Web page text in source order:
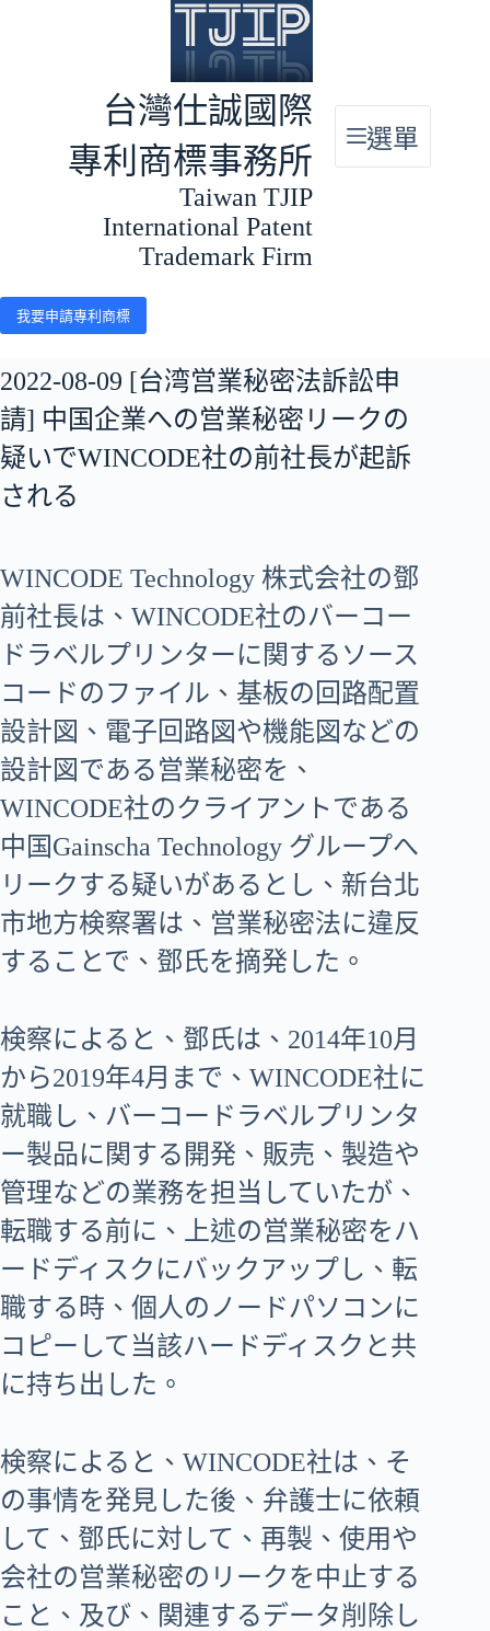
台灣仕誠國際
專利商標事務所
Taiwan TJIP
International Patent
Trademark Firm
選單
我要申請專利商標
2022-08-09 [台湾営業秘密法訴訟申
請] 中国企業への営業秘密リークの
疑いでWINCODE社の前社長が起訴
される
WINCODE Technology 株式会社の鄧
前社長は、WINCODE社のバーコー
ドラベルプリンターに関するソース
コードのファイル、基板の回路配置
設計図、電子回路図や機能図などの
設計図である営業秘密を、
WINCODE社のクライアントである
中国Gainscha Technology グループへ
リークする疑いがあるとし、新台北
市地方検察署は、営業秘密法に違反
することで、鄧氏を摘発した。
検察によると、鄧氏は、2014年10月
から2019年4月まで、WINCODE社に
就職し、バーコードラベルプリンタ
ー製品に関する開発、販売、製造や
管理などの業務を担当していたが、
転職する前に、上述の営業秘密をハ
ードディスクにバックアップし、転
職する時、個人のノードパソコンに
コピーして当該ハードディスクと共
に持ち出した。
検察によると、WINCODE社は、そ
の事情を発見した後、弁護士に依頼
して、鄧氏に対して、再製、使用や
会社の営業秘密のリークを中止する
こと、及び、関連するデータ削除し